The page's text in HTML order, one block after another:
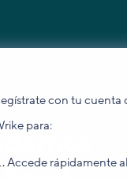
con tu cuenta
para:
Accede rápidamente